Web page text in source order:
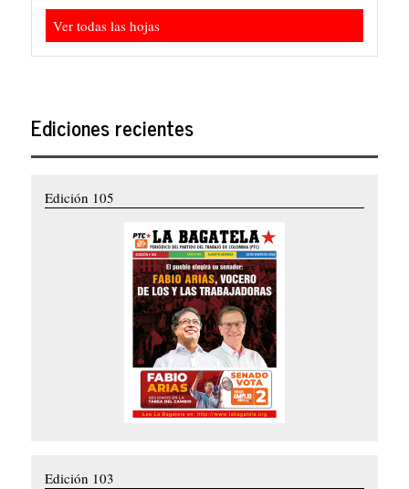
Ver todas las hojas
Ediciones recientes
Edición 105
Edición 103